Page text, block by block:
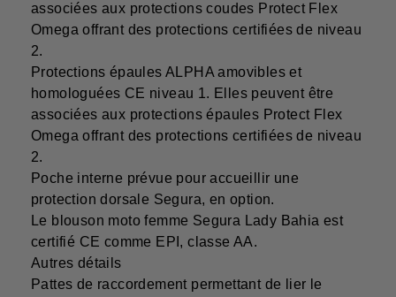
associées aux protections coudes Protect Flex
Omega offrant des protections certifiées de niveau
2.
Protections épaules ALPHA amovibles et
homologuées CE niveau 1. Elles peuvent être
associées aux protections épaules Protect Flex
Omega offrant des protections certifiées de niveau
2.
Poche interne prévue pour accueillir une
protection dorsale Segura, en option.
Le blouson moto femme Segura Lady Bahia est
certifié CE comme EPI, classe AA.
Autres détails
Pattes de raccordement permettant de lier le